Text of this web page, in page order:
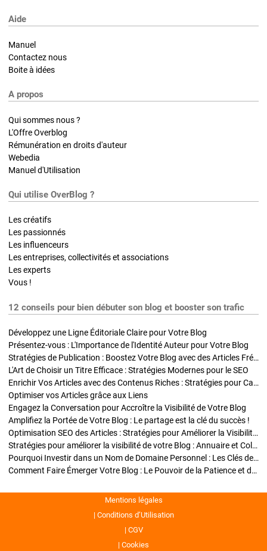
Aide
Manuel
Contactez nous
Boite à idées
A propos
Qui sommes nous ?
L'Offre Overblog
Rémunération en droits d'auteur
Webedia
Manuel d'Utilisation
Qui utilise OverBlog ?
Les créatifs
Les passionnés
Les influenceurs
Les entreprises, collectivités et associations
Les experts
Vous !
12 conseils pour bien débuter son blog et booster son trafic
Développez une Ligne Éditoriale Claire pour Votre Blog
Présentez-vous : L'Importance de l'Identité Auteur pour Votre Blog
Stratégies de Publication : Boostez Votre Blog avec des Articles Fréquents et Exclusifs
L'Art de Choisir un Titre Efficace : Stratégies Modernes pour le SEO
Enrichir Vos Articles avec des Contenus Riches : Stratégies pour Captiver et Optimiser
Optimiser vos Articles grâce aux Liens
Engagez la Conversation pour Accroître la Visibilité de Votre Blog
Amplifiez la Portée de Votre Blog : Le partage est la clé du succès !
Optimisation SEO des Articles : Stratégies pour Améliorer la Visibilité de Votre Blog
Stratégies pour améliorer la visibilité de votre Blog : Annuaire et Collaborations
Pourquoi Investir dans un Nom de Domaine Personnel : Les Clés de la Réussite de Votre Blog
Comment Faire Émerger Votre Blog : Le Pouvoir de la Patience et de la Persévérance
Mentions légales
Conditions d’Utilisation
CGV
Cookies